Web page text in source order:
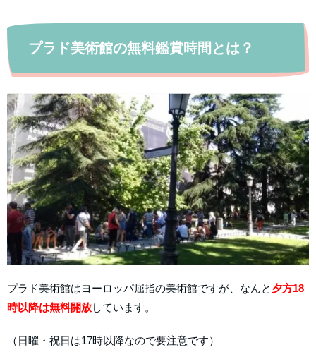
プラド美術館の無料鑑賞時間とは？
プラド美術館はヨーロッパ屈指の美術館ですが、なんと 夕方18
時以降は無料開放しています。
（日曜・祝日は17時以降なので要注意です）